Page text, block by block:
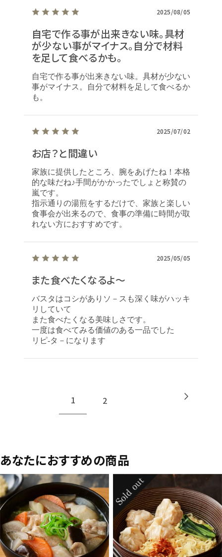
2025/08/05
自宅で作る事が出来きない味。具材
が少ない事がマイナス。自分で材料
を足して食べるかも。
自宅で作る事が出来きない味。具材が少ない
事がマイナス。自分で材料を足して食べるか
も。
2025/07/02
お店？と間違い
家族に提供したところ、腕をあげたね！本格
的な味だね♪手間がかかったでしょと称賛の
嵐です。
指示通りの湯煎をするだけで、家族と楽しい
食事会が出来るので、食事の準備に時間が取
れない方におすすめです。
2025/05/05
また食べたくなるよ～
バスタはコシがありソ－スも深く味がハッキ
リしていて
また食べたくなる美味しさです。
一度は食べてみる価値のある一品でした
リピ‐タ－になります
1 2
あなたにおすすめの商品